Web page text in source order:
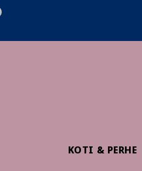
KOTI & PERHE